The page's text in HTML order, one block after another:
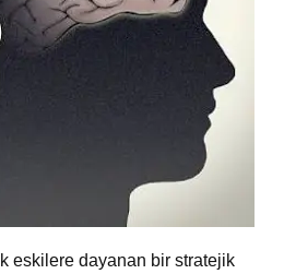
eskilere dayanan bir stratejik